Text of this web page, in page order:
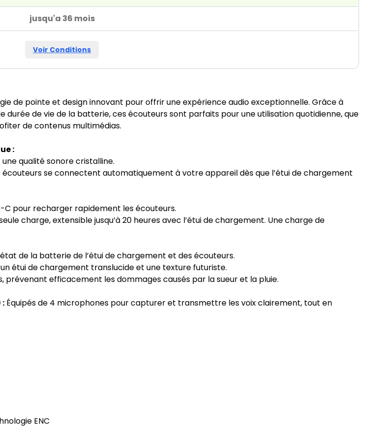
jusqu'a 36 mois
Voir Conditions
de pointe et design innovant pour offrir une expérience audio exceptionnelle. Grâce à
de vie de la batterie, ces écouteurs sont parfaits pour une utilisation quotidienne, que
de contenus multimédias.
:
qualité sonore cristalline.
se connectent automatiquement à votre appareil dès que l’étui de chargement
C pour recharger rapidement les écouteurs.
charge, extensible jusqu’à 20 heures avec l’étui de chargement. Une charge de
de la batterie de l’étui de chargement et des écouteurs.
étui de chargement translucide et une texture futuriste.
prévenant efficacement les dommages causés par la sueur et la pluie.
Équipés de 4 microphones pour capturer et transmettre les voix clairement, tout en
ENC